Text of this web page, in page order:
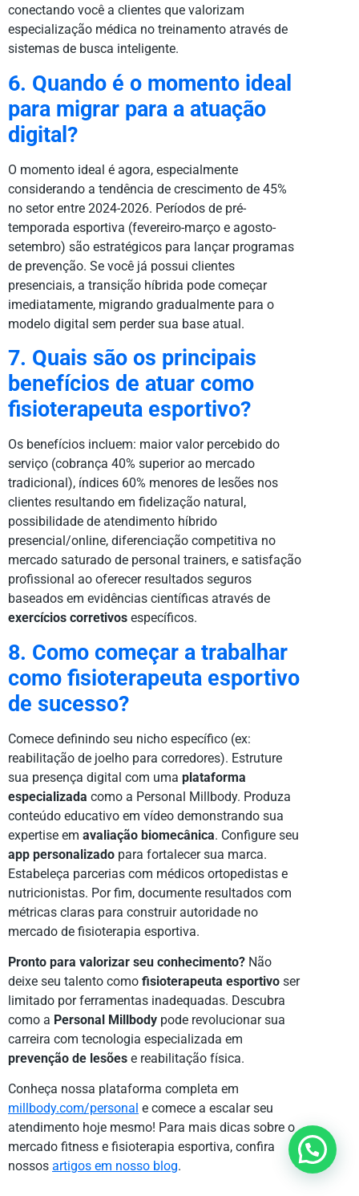
conectando você a clientes que valorizam
especialização médica no treinamento através de
sistemas de busca inteligente.
6. Quando é o momento ideal
para migrar para a atuação
digital?
O momento ideal é agora, especialmente
considerando a tendência de crescimento de 45%
no setor entre 2024-2026. Períodos de pré-
temporada esportiva (fevereiro-março e agosto-
setembro) são estratégicos para lançar programas
de prevenção. Se você já possui clientes
presenciais, a transição híbrida pode começar
imediatamente, migrando gradualmente para o
modelo digital sem perder sua base atual.
7. Quais são os principais
benefícios de atuar como
fisioterapeuta esportivo?
Os benefícios incluem: maior valor percebido do
serviço (cobrança 40% superior ao mercado
tradicional), índices 60% menores de lesões nos
clientes resultando em fidelização natural,
possibilidade de atendimento híbrido
presencial/online, diferenciação competitiva no
mercado saturado de personal trainers, e satisfação
profissional ao oferecer resultados seguros
baseados em evidências científicas através de
exercícios corretivos específicos.
8. Como começar a trabalhar
como fisioterapeuta esportivo
de sucesso?
Comece definindo seu nicho específico (ex:
reabilitação de joelho para corredores). Estruture
sua presença digital com uma plataforma
especializada como a Personal Millbody. Produza
conteúdo educativo em vídeo demonstrando sua
expertise em avaliação biomecânica. Configure seu
app personalizado para fortalecer sua marca.
Estabeleça parcerias com médicos ortopedistas e
nutricionistas. Por fim, documente resultados com
métricas claras para construir autoridade no
mercado de fisioterapia esportiva.
Pronto para valorizar seu conhecimento? Não
deixe seu talento como fisioterapeuta esportivo ser
limitado por ferramentas inadequadas. Descubra
como a Personal Millbody pode revolucionar sua
carreira com tecnologia especializada em
prevenção de lesões e reabilitação física.
Conheça nossa plataforma completa em
millbody.com/personal e comece a escalar seu
atendimento hoje mesmo! Para mais dicas sobre o
mercado fitness e fisioterapia esportiva, confira
nossos artigos em nosso blog.